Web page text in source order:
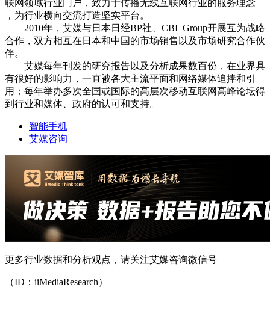
联网领域行业门户，致力于传播无线互联网行业的服务理念
，为行业横向交流打造坚实平台。
2010年，艾媒与日本日经BP社、CBI Group开展互为战略
合作，双方相互在日本和中国的市场销售以及市场研究合作伙
伴。
艾媒每年刊发的研究报告以及分析成果数百份，在业界具
有很好的影响力，一直被各大主流平面和网络媒体追捧和引
用；每年举办多次全国或国际的高层次移动互联网高峰论坛得
到行业和媒体、政府的认可和支持。
智能手机
艾媒咨询
更多行业数据和分析观点，请关注艾媒咨询微信号
（ID：iiMediaResearch）